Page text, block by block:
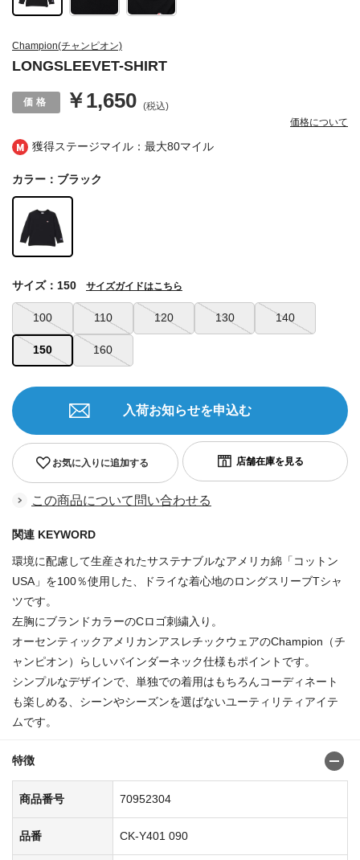
獲得ステージマイル：最大80マイル
Champion(チャンピオン)
LONGSLEEVET-SHIRT
￥1,650 (税込)
価格について
カラー：ブラック
100 110 120 130 140
150 160
サイズ：150 サイズガイドはこちら
お気に入りに追加する
入荷お知らせを申込む
この商品について問い合わせる
関連 KEYWORD
環境に配慮して生産されたサステナブルなアメリカ綿「コットン
USA」を100％使用した、ドライな着心地のロングスリーブTシャ
ツです。
左胸にブランドカラーのCロゴ刺繍入り。
オーセンティックアメリカンアスレチックウェアのChampion（チ
ャンピオン）らしいバインダーネック仕様もポイントです。
シンプルなデザインで、単独での着用はもちろんコーディネート
も楽しめる、シーンやシーズンを選ばないユーティリティアイテ
ムです。
特徴
商品番号 70952304
品番 CK-Y401 090